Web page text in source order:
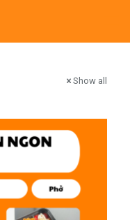
Show all